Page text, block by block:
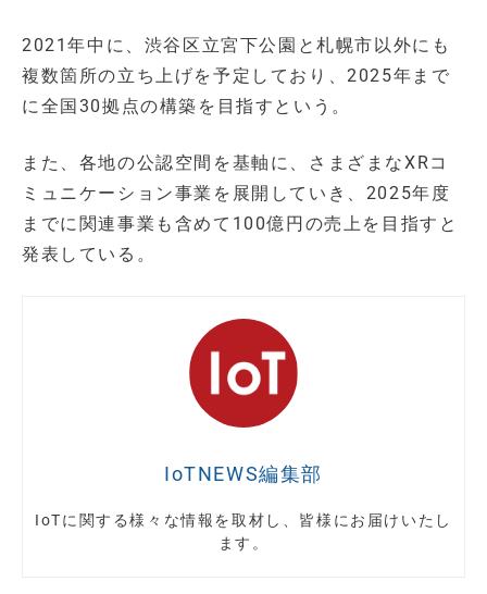
2021年中に、渋谷区立宮下公園と札幌市以外にも
複数箇所の立ち上げを予定しており、2025年まで
に全国30拠点の構築を目指すという。
また、各地の公認空間を基軸に、さまざまなXRコ
ミュニケーション事業を展開していき、2025年度
までに関連事業も含めて100億円の売上を目指すと
発表している。
IoTNEWS編集部
IoTに関する様々な情報を取材し、皆様にお届けいたし
ます。